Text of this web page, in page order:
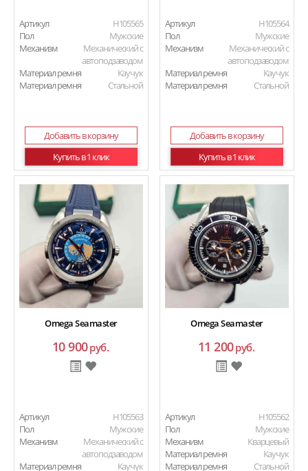
Артикул
H105565
Пол
Мужские
Механизм
Механический с
автоподзаводом
Материал ремня
Каучук
Материал ремня
Стальной
Добавить в корзину
Купить в 1 клик
Артикул
H105564
Пол
Мужские
Механизм
Механический с
автоподзаводом
Материал ремня
Каучук
Материал ремня
Стальной
Добавить в корзину
Купить в 1 клик
Omega Seamaster
10 900руб.
Артикул
H105563
Пол
Мужские
Механизм
Механический с
автоподзаводом
Материал ремня
Каучук
Omega Seamaster
11 200руб.
Артикул
H105562
Пол
Мужские
Механизм
Кварцевый
Материал ремня
Каучук
Материал ремня
Стальной